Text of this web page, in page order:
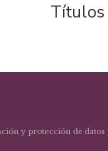
Títulos
y protección de datos